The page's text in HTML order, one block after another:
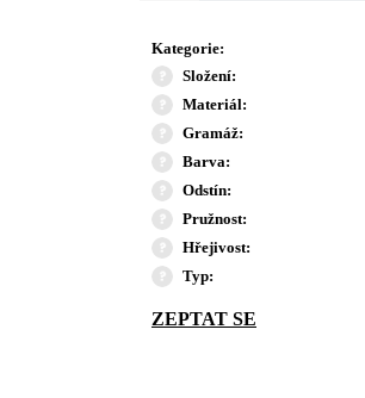
Kategorie:
Složení:
Materiál:
Gramáž:
Barva:
Odstín:
Pružnost:
Hřejivost:
Typ: